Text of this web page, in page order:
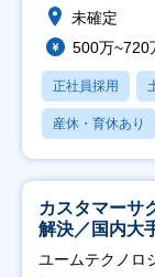
未確定
500万~720
正社員採用
産休・育休あり
カスタマーサ
解決／国内大
ユームテクノロ